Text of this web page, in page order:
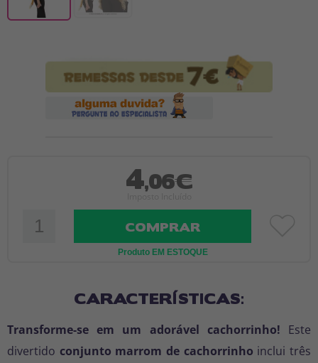
4,06€
COMPRAR
Produto EM ESTOQUE
CARACTERÍSTICAS:
Transforme-se em um adorável cachorrinho! Este
divertido conjunto marrom de cachorrinho inclui três